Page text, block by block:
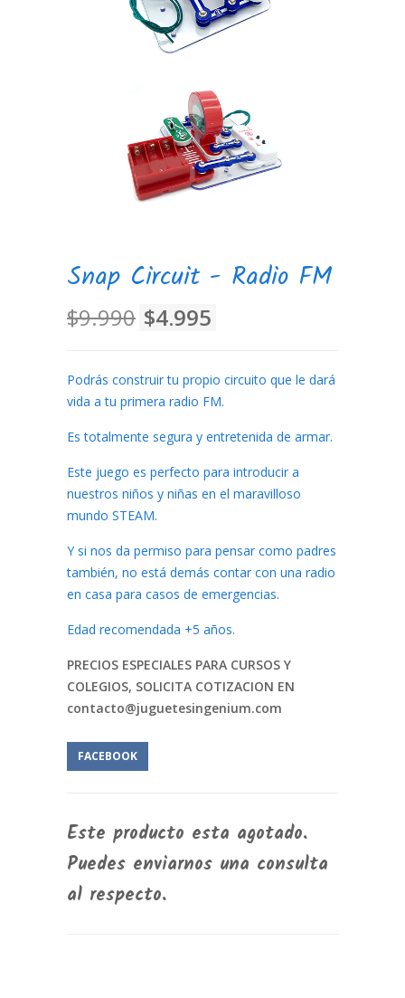
Snap Circuit - Radio FM
$9.990 $4.995
Podrás construir tu propio circuito que le dará
vida a tu primera radio FM.
Es totalmente segura y entretenida de armar.
Este juego es perfecto para introducir a
nuestros niños y niñas en el maravilloso
mundo STEAM.
Y si nos da permiso para pensar como padres
también, no está demás contar con una radio
en casa para casos de emergencias.
Edad recomendada +5 años.
PRECIOS ESPECIALES PARA CURSOS Y
COLEGIOS, SOLICITA COTIZACION EN
contacto@juguetesingenium.com
FACEBOOK
Este producto esta agotado.
Puedes enviarnos una consulta
al respecto.